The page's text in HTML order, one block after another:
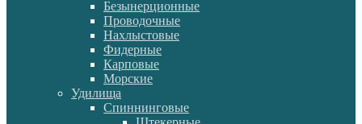
Безынерционные
Проводочные
Нахлыстовые
Фидерные
Карповые
Морские
Удилища
Спиннинговые